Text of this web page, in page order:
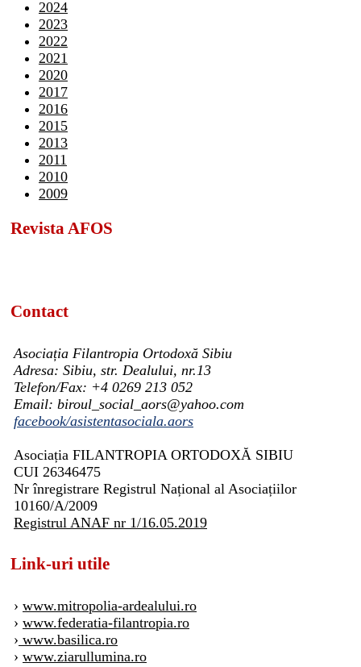
2024
2023
2022
2021
2020
2017
2016
2015
2013
2011
2010
2009
Revista AFOS
Contact
Asociația Filantropia Ortodoxă Sibiu
Adresa: Sibiu, str. Dealului, nr.13
Telefon/Fax: +4 0269 213 052
Email: biroul_social_aors@yahoo.com
facebook/asistentasociala.aors
Asociația FILANTROPIA ORTODOXĂ SIBIU
CUI 26346475
Nr înregistrare Registrul Național al Asociațiilor
10160/A/2009
Registrul ANAF nr 1/16.05.2019
Link-uri utile
› www.mitropolia-ardealului.ro
› www.federatia-filantropia.ro
› www.basilica.ro
› www.ziarullumina.ro